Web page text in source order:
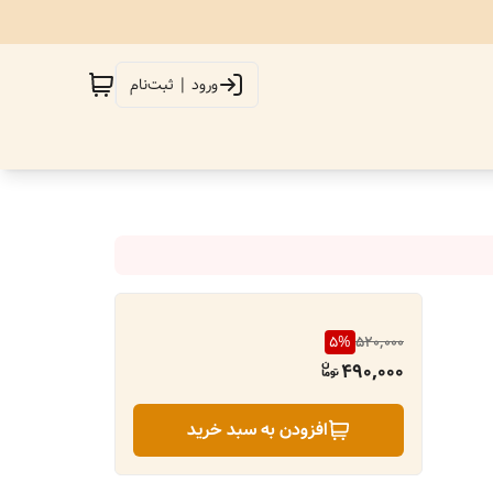
ورود | ثبت‌نام
520,000
5%
490,000
افزودن به سبد خرید